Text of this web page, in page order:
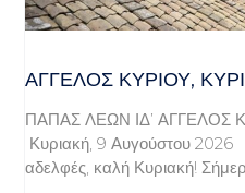
ΆΓΓΕΛΟΣ ΚΥΡΊΟΥ,
ΠΑΠΑΣ ΛΕΩΝ ΙΔ’ ΑΓΓΕΛΟΣ
Κυριακή, 9 Αυγούστου 2026
αδελφές, καλή Κυριακή!